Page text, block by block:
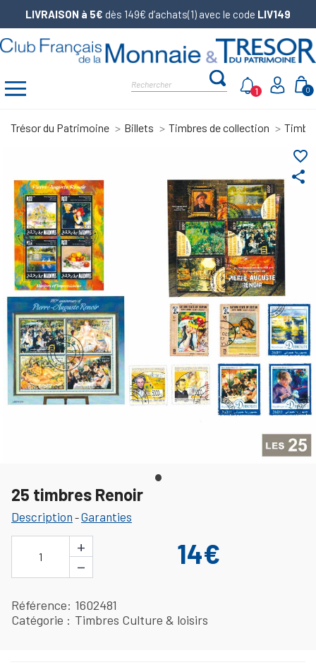
LIVRAISON à 5€ dès 149€ d’achats(1) avec le code LIV149
0
1
Trésor du Patrimoine Billets Timbres de collection
share
favorite_border
25 timbres Renoir
Description -Garanties
1
+
−
14€
Référence 1602481
Catégorie
Timbres Culture & loisirs